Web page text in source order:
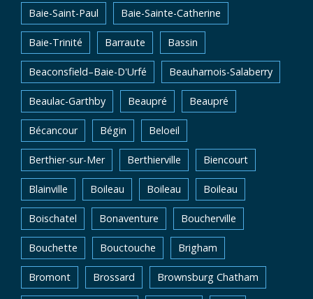
Baie-Saint-Paul Baie-Sainte-Catherine
Baie-Trinité Barraute Bassin
Beaconsfield–Baie-D'Urfé Beauharnois-Salaberry
Beaulac-Garthby Beaupré Beaupré
Bécancour Bégin Beloeil
Berthier-sur-Mer Berthierville Biencourt
Blainville Boileau Boileau Boileau
Boischatel Bonaventure Boucherville
Bouchette Bouctouche Brigham
Bromont Brossard Brownsburg Chatham